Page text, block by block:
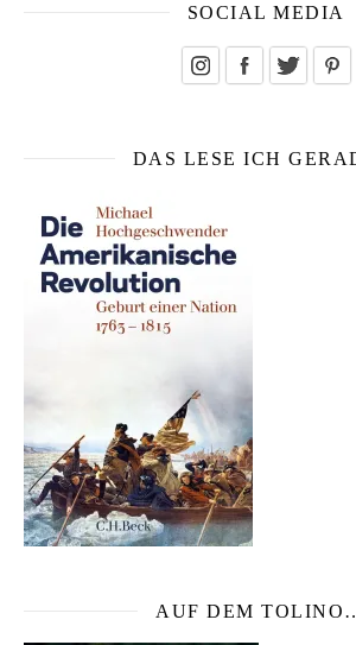
SOCIAL MEDIA
DAS LESE ICH
AUF DEM